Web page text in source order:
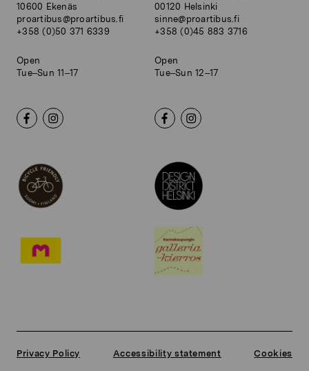
10600 Ekenäs
proartibus@proartibus.fi
+358 (0)50 371 6339
Open
Tue–Sun 11–17
00120 Helsinki
sinne@proartibus.fi
+358 (0)45 883 3716
Open
Tue–Sun 12–17
Privacy Policy Accessibility statement Cookies